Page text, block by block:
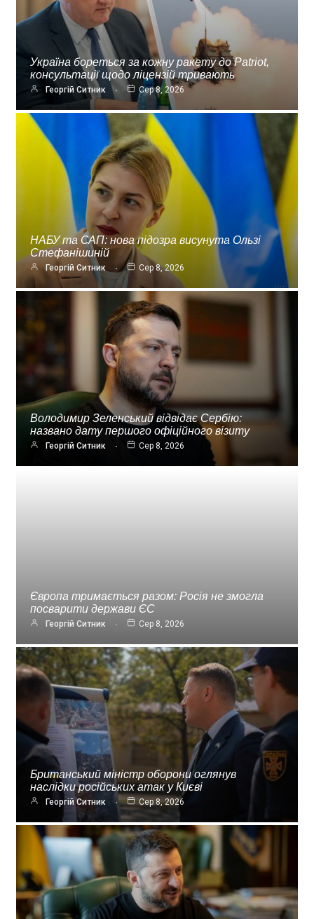
Україна бореться за кожну ракету до Patriot,
консультації щодо ліцензій тривають
Георгій Ситник Сер 8, 2026
НАБУ та САП: нова підозра висунута Ользі
Стефанішиній
Георгій Ситник Сер 8, 2026
Володимир Зеленський відвідає Сербію:
названо дату першого офіційного візиту
Георгій Ситник Сер 8, 2026
Європа тримається разом: Росія не змогла
посварити держави ЄС
Георгій Ситник Сер 8, 2026
Британський міністр оборони оглянув
наслідки російських атак у Києві
Георгій Ситник Сер 8, 2026